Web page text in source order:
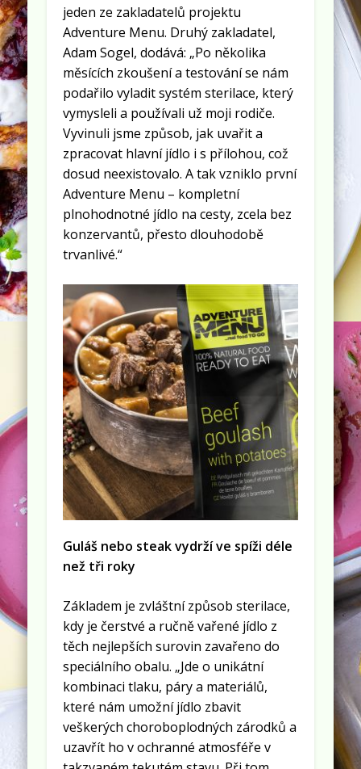
jeden ze zakladatelů projektu
Adventure Menu. Druhý zakladatel,
Adam Sogel, dodává: „Po několika
měsících zkoušení a testování se nám
podařilo vyladit systém sterilace, který
vymysleli a používali už moji rodiče.
Vyvinuli jsme způsob, jak uvařit a
zpracovat hlavní jídlo i s přílohou, což
dosud neexistovalo. A tak vzniklo první
Adventure Menu – kompletní
plnohodnotné jídlo na cesty, zcela bez
konzervantů, přesto dlouhodobě
trvanlivé.“
Guláš nebo steak vydrží ve spíži déle
než tři roky
Základem je zvláštní způsob sterilace,
kdy je čerstvé a ručně vařené jídlo z
těch nejlepších surovin zavařeno do
speciálního obalu. „Jde o unikátní
kombinaci tlaku, páry a materiálů,
které nám umožní jídlo zbavit
veškerých choroboplodných zárodků a
uzavřít ho v ochranné atmosféře v